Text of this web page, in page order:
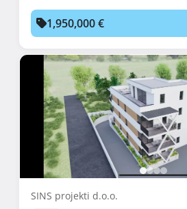
1,950,000 €
SINS projekti d.o.o.